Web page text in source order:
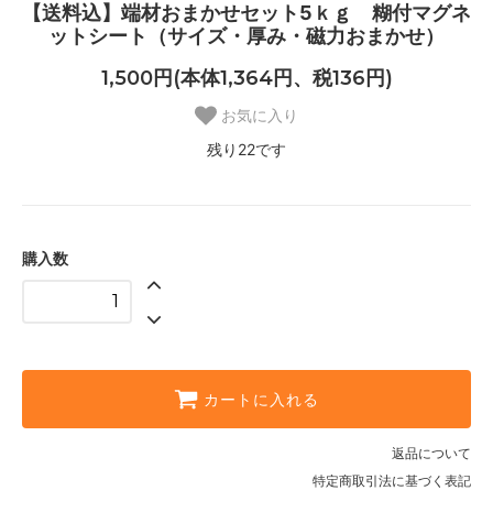
【送料込】端材おまかせセット5ｋｇ 糊付マグネ
ットシート（サイズ・厚み・磁力おまかせ）
1,500円(本体1,364円、税136円)
お気に入り
残り22です
購入数
カートに入れる
返品について
特定商取引法に基づく表記